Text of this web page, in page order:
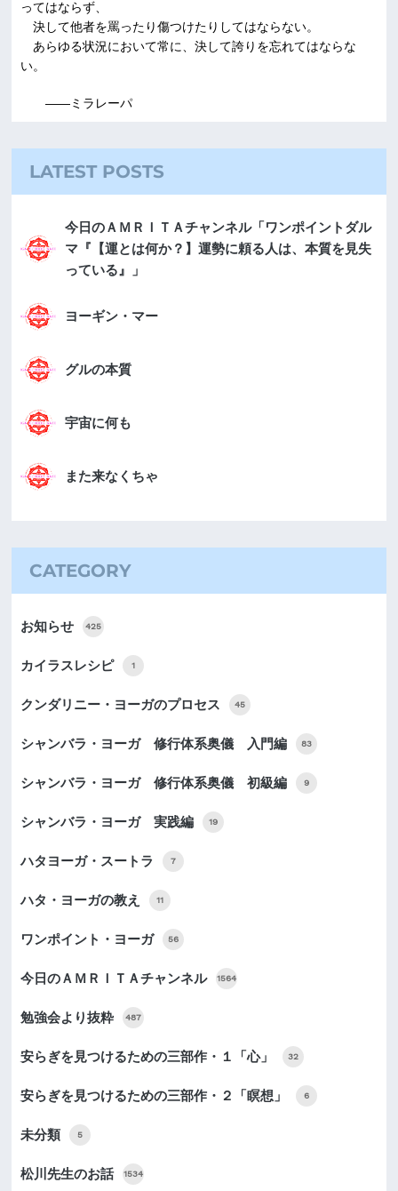
ってはならず、
決して他者を罵ったり傷つけたりしてはならない。
あらゆる状況において常に、決して誇りを忘れてはならな
い。
――ミラレーパ
LATEST POSTS
今日のＡＭＲＩＴＡチャンネル「ワンポイントダル
マ『【運とは何か？】運勢に頼る人は、本質を見失
っている』」
ヨーギン・マー
グルの本質
宇宙に何も
また来なくちゃ
CATEGORY
お知らせ 425
カイラスレシピ 1
クンダリニー・ヨーガのプロセス 45
シャンバラ・ヨーガ 修行体系奥儀 入門編 83
シャンバラ・ヨーガ 修行体系奥儀 初級編 9
シャンバラ・ヨーガ 実践編 19
ハタヨーガ・スートラ 7
ハタ・ヨーガの教え 11
ワンポイント・ヨーガ 56
今日のＡＭＲＩＴＡチャンネル 1564
勉強会より抜粋 487
安らぎを見つけるための三部作・１「心」 32
安らぎを見つけるための三部作・２「瞑想」 6
未分類 5
松川先生のお話 1534